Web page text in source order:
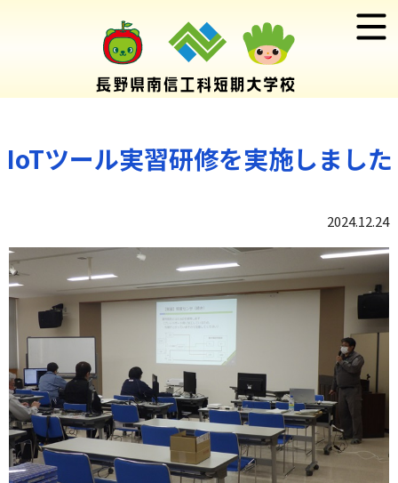
IoTツール実習研修を実施しました
2024.12.24